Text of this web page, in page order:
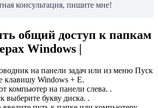
консультация, пишите мне!
общий доступ к папкам
Windows |
на панели задач или из меню Пуск
клавишу Windows + E.
компьютер на панели слева. .
выберите букву диска. .